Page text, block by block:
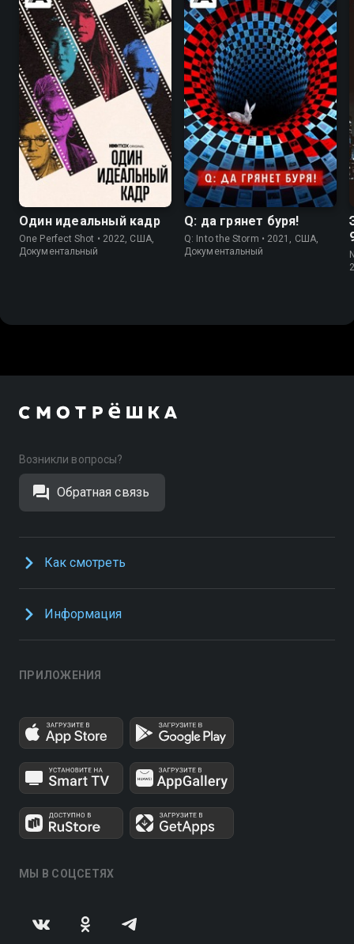
6.6 7.0
Один идеальный кадр
One Perfect Shot • 2022, США,
Документальный
6.9 7.5
Q: да грянет буря!
Q: Into the Storm • 2021, США,
Документальный
Возникли вопросы?
Обратная связь
Как смотреть
Информация
ПРИЛОЖЕНИЯ
МЫ В СОЦСЕТЯХ